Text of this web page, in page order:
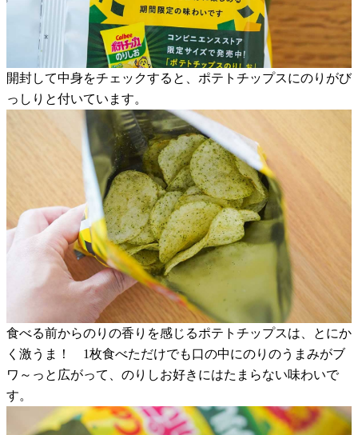
開封して中身をチェックすると、ポテトチップスにのりがび
っしりと付いています。
食べる前からのりの香りを感じるポテトチップスは、とにか
く激うま！ 1枚食べただけでも口の中にのりのうまみがブ
ワ～っと広がって、のりしお好きにはたまらない味わいで
す。